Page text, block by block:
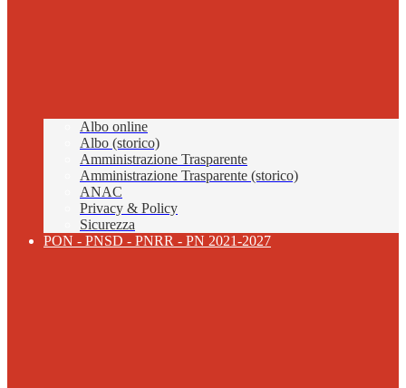
Albo online
Albo (storico)
Amministrazione Trasparente
Amministrazione Trasparente (storico)
ANAC
Privacy & Policy
Sicurezza
PON - PNSD - PNRR - PN 2021-2027